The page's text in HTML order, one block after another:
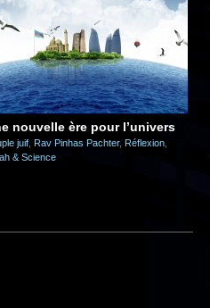
nouvelle ère pour l’univers
juif Rav Pinhas Pachter, Réflexion
& Science